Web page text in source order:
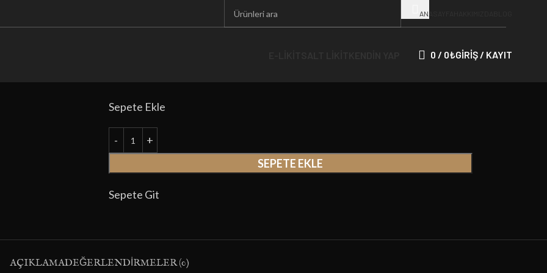
ANASAYFA
0 / 0₺GIRIŞ / KAYIT
Aromalar
Sepete Ekle
SEPETE EKLE
Sepete Git
AÇIKLAMADEĞERLENDIRMELER (0)